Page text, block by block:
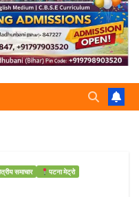
समाचार
पटना मेट्रो